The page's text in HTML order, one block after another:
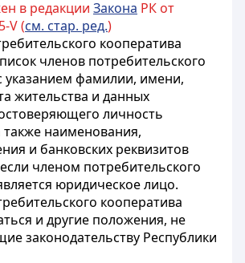
в редакции Закона РК от
V (см. стар. ред.)
кооператива
членов потребительского
указанием фамилии, имени,
жительства и данных
личность
также наименования,
и банковских реквизитов
членом потребительского
юридическое лицо.
кооператива
и другие положения, не
законодательству Республики